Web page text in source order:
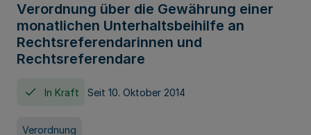
Verordnung über die Gewährung einer
monatlichen Unterhaltsbeihilfe an
Rechtsreferendarinnen und
Rechtsreferendare
In Kraft Seit 10. Oktober 2014
Verordnung